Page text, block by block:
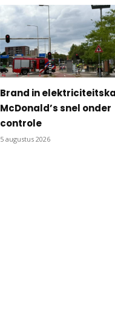
Brand in
McDonald’s snel onder
controle
5 augustus 2026